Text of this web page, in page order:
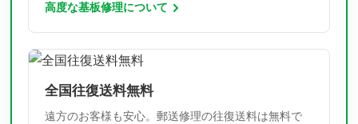
高度な基板修理について
全国往復送料無料
遠方のお客様も安心。郵送修理の往復送料は無料で